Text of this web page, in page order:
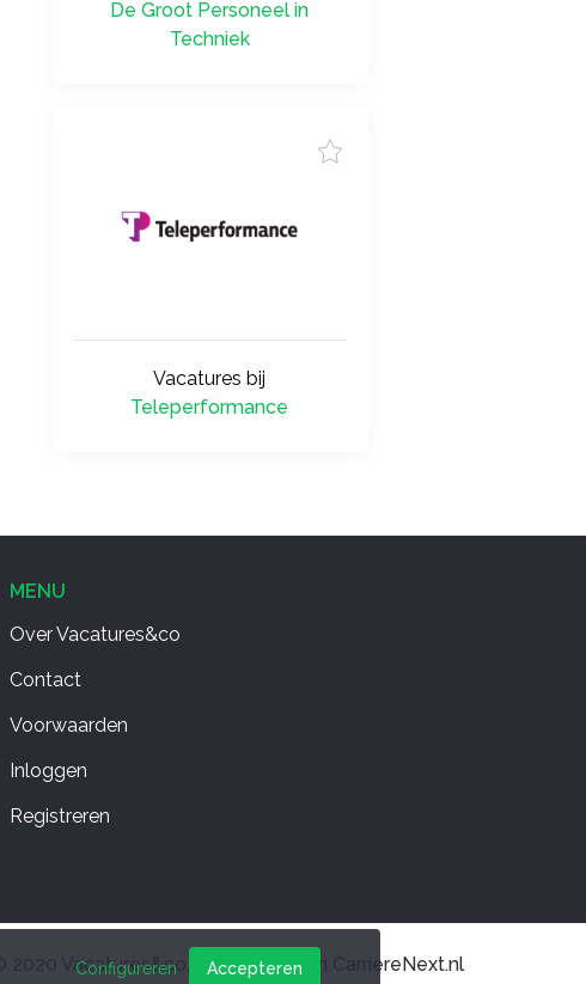
Configureren Accepteren
De Groot Personeel in
Techniek
Vacatures bij
Teleperformance
MENU
Over Vacatures&co
Contact
Voorwaarden
Inloggen
Registreren
© 2020 Vacatures&co, Onderdeel van CarriereNext.nl